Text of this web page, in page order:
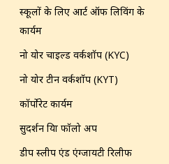
स्कूलों के लिए आर्ट ऑफ लिविंग के
कार्यक्रम
नो योर चाइल्ड वर्कशॉप (KYC)
नो योर टीन वर्कशॉप (KYT)
कॉर्पोरेट कार्यक्रम
सुदर्शन क्रिया फॉलो अप
डीप स्लीप एंड एंग्जायटी रिलीफ